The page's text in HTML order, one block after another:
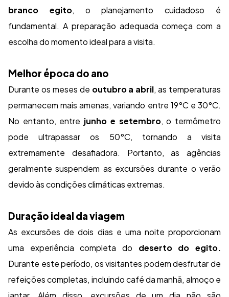
branco egito, o planejamento cuidadoso é
fundamental. A preparação adequada começa com a
escolha do momento ideal para a visita.
Melhor época do ano
Durante os meses de outubro a abril, as temperaturas
permanecem mais amenas, variando entre 19°C e 30°C.
No entanto, entre junho e setembro, o termômetro
pode ultrapassar os 50°C, tornando a visita
extremamente desafiadora. Portanto, as agências
geralmente suspendem as excursões durante o verão
devido às condições climáticas extremas.
Duração ideal da viagem
As excursões de dois dias e uma noite proporcionam
uma experiência completa do deserto do egito.
Durante este período, os visitantes podem desfrutar de
refeições completas, incluindo café da manhã, almoço e